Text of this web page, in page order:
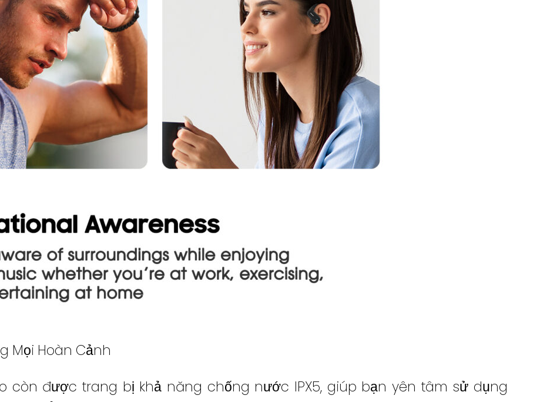
Mọi Hoàn Cảnh
còn được trang bị khả năng chống nước IPX5, giúp bạn yên tâm sử dụng